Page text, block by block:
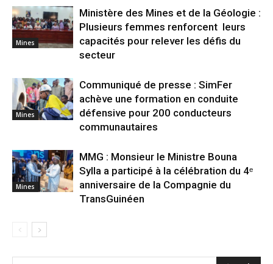
Mines
Ministère des Mines et de la Géologie :
Plusieurs femmes renforcent leurs
capacités pour relever les défis du
secteur
Mines
Communiqué de presse : SimFer
achève une formation en conduite
défensive pour 200 conducteurs
communautaires
Mines
MMG : Monsieur le Ministre Bouna
Sylla a participé à la célébration du 4ᵉ
anniversaire de la Compagnie du
TransGuinéen